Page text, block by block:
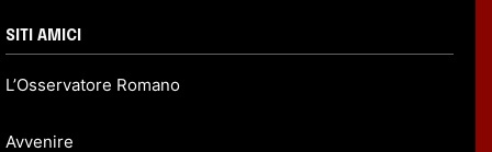
SITI AMICI
L’Osservatore Romano
Avvenire